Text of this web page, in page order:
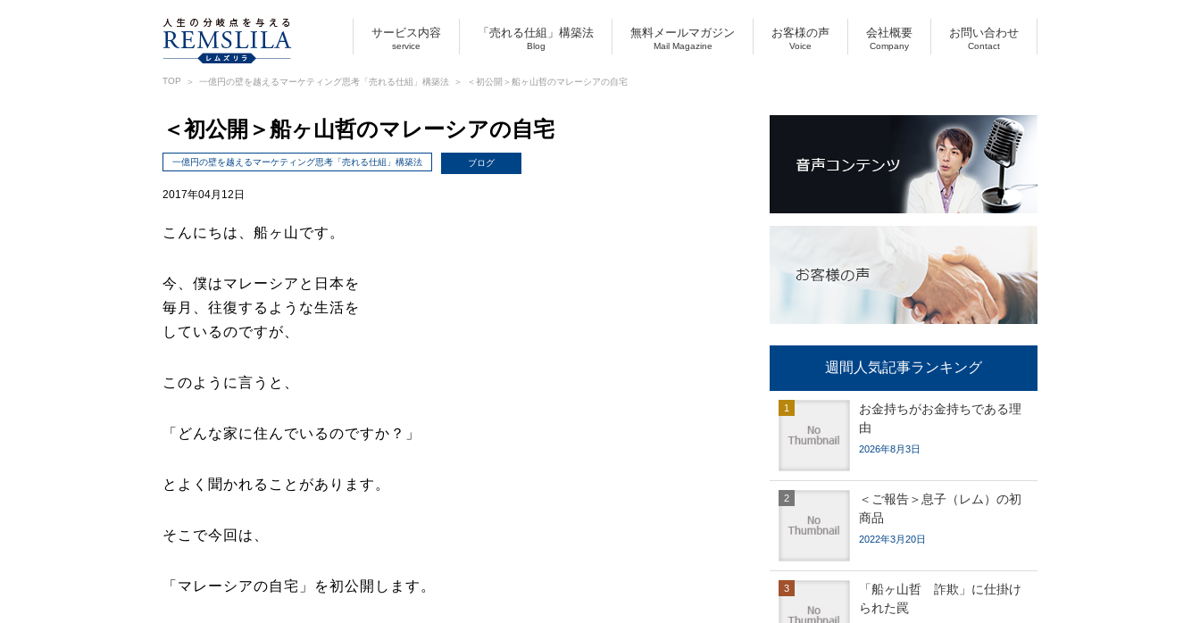
サービス内容
service
「売れる仕組」構築法
Blog
無料メールマガジン
Mail Magazine
お客様の声
Voice
会社概要
Company
お問い合わせ
Contact
TOP 一億円の壁を越えるマーケティング思考「売れる仕組」構築法 ＜初公開＞船ヶ山哲のマレーシアの自宅
＜初公開＞船ヶ山哲のマレーシアの自宅
一億円の壁を越えるマーケティング思考「売れる仕組」構築法 ブログ
2017年04月12日
こんにちは、船ヶ山です。
今、僕はマレーシアと日本を
毎月、往復するような生活を
しているのですが、
このように言うと、
「どんな家に住んでいるのですか？」
とよく聞かれることがあります。
そこで今回は、
「マレーシアの自宅」を初公開します。
週間人気記事ランキング
お金持ちがお金持ちである理
由
2026年8月3日
＜ご報告＞息子（レム）の初
商品
2022年3月20日
「船ヶ山哲 詐欺」に仕掛け
られた罠